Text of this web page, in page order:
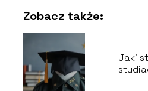
Zobacz także:
Jaki